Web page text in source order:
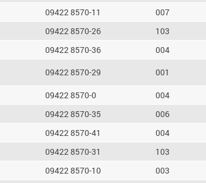
09422 8570-11 007
09422 8570-26 103
09422 8570-36 004
09422 8570-29 001
09422 8570-0 004
09422 8570-35 006
09422 8570-41 004
09422 8570-31 103
09422 8570-10 003